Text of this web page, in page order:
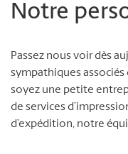
Notre
Passez nous voir dès
sympathiques associés
soyez une petite
de services
d’expédition, notre